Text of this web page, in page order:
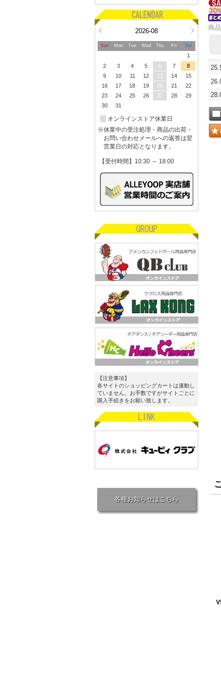
2026-08
Sun Mon Tue Wed Thu Fri Sat
1
2
3 4 5 6 7
8
9
10 11 12 13 14
15
16
17 18 19 20 21
22
23
24 25 26 27 28
29
30
31
オンラインストア休業日
※休業中の受注処理・商品の出荷・
お問い合わせメールへの返答は翌
営業日の対応となります。
【受付時間】10:30 ～ 18:00
【注意事項】
各サイトのショッピングカートは連動し
ていません。お手数ですがサイトごとに
購入手続きをお願い致します。
各種お知らせはこちら
商